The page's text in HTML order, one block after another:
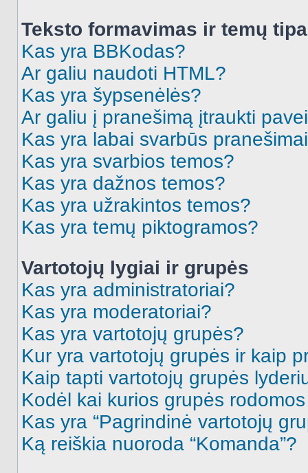
Teksto formavimas ir temų
Kas yra BBKodas?
Ar galiu naudoti HTML?
Kas yra šypsenėlės?
Ar galiu į pranešimą įtraukti
Kas yra labai svarbūs
Kas yra svarbios temos?
Kas yra dažnos temos?
Kas yra užrakintos temos?
Kas yra temų piktogramos?
Vartotojų lygiai ir grupės
Kas yra administratoriai?
Kas yra moderatoriai?
Kas yra vartotojų grupės?
Kur yra vartotojų grupės ir kaip
Kaip tapti vartotojų grupės
Kodėl kai kurios grupės
Kas yra “Pagrindinė vartotojų
Ką reiškia nuoroda “Komanda”?